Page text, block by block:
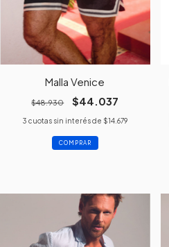
Malla Venice
$48.930 $44.037
3 cuotas sin interés de $14.679
COMPRAR